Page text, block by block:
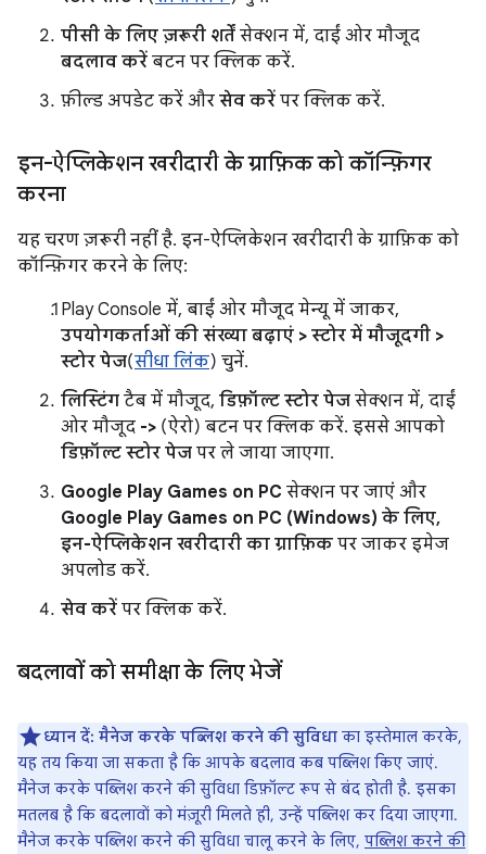
पीसी के लिए ज़रूरी शर्तें सेक्शन में, दाईं ओर मौजूद
बदलाव करें बटन पर क्लिक करें.
फ़ील्ड अपडेट करें और सेव करें पर क्लिक करें.
इन-ऐप्लिकेशन खरीदारी के ग्राफ़िक को कॉन्फ़िगर
करना
यह चरण ज़रूरी नहीं है. इन-ऐप्लिकेशन खरीदारी के ग्राफ़िक को
कॉन्फ़िगर करने के लिए:
Play Console में, बाईं ओर मौजूद मेन्यू में जाकर,
उपयोगकर्ताओं की संख्या बढ़ाएं > स्टोर में मौजूदगी >
स्टोर पेज(सीधा लिंक) चुनें.
लिस्टिंग टैब में मौजूद, डिफ़ॉल्ट स्टोर पेज सेक्शन में, दाईं
ओर मौजूद -> (ऐरो) बटन पर क्लिक करें. इससे आपको
डिफ़ॉल्ट स्टोर पेज पर ले जाया जाएगा.
Google Play Games on PC सेक्शन पर जाएं और
Google Play Games on PC (Windows) के लिए,
इन-ऐप्लिकेशन खरीदारी का ग्राफ़िक पर जाकर इमेज
अपलोड करें.
सेव करें पर क्लिक करें.
बदलावों को समीक्षा के लिए भेजें
ध्यान दें: मैनेज करके पब्लिश करने की सुविधा का इस्तेमाल करके,
यह तय किया जा सकता है कि आपके बदलाव कब पब्लिश किए जाएं.
मैनेज करके पब्लिश करने की सुविधा डिफ़ॉल्ट रूप से बंद होती है. इसका
मतलब है कि बदलावों को मंज़ूरी मिलते ही, उन्हें पब्लिश कर दिया जाएगा.
मैनेज करके पब्लिश करने की सुविधा चालू करने के लिए, पब्लिश करने की